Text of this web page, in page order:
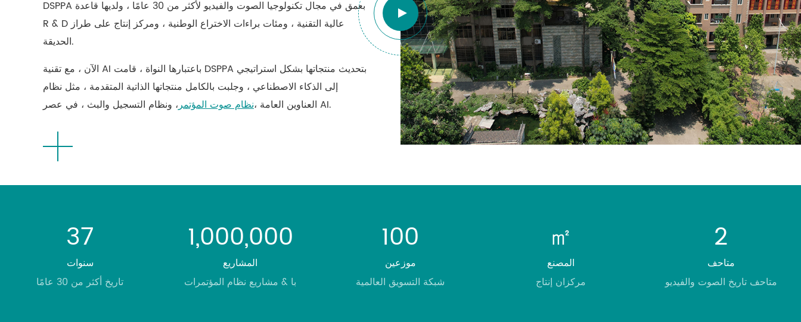
DSPPA بعمق في مجال تكنولوجيا الصوت والفيديو لأكثر من 30 عامًا ، ولديها قاعدة
R & D عالية التقنية ، ومئات براءات الاختراع الوطنية ، ومركز إنتاج على طراز
الحديقة.
الآن ، مع تقنية AI باعتبارها النواة ، قامت DSPPA بتحديث منتجاتها بشكل استراتيجي
إلى الذكاء الاصطناعي ، وجلبت بالكامل منتجاتها الذاتية المتقدمة ، مثل نظام
العناوين العامة ،نظام صوت المؤتمر ، ونظام التسجيل والبث ، في عصر AI.
37
سنوات
تاريخ أكثر من 30 عامًا
1,000,000
المشاريع
با & مشاريع نظام المؤتمرات
100
موزعين
شبكة التسويق العالمية
㎡
المصنع
مركزان إنتاج
2
متاحف
متاحف تاريخ الصوت والفيديو